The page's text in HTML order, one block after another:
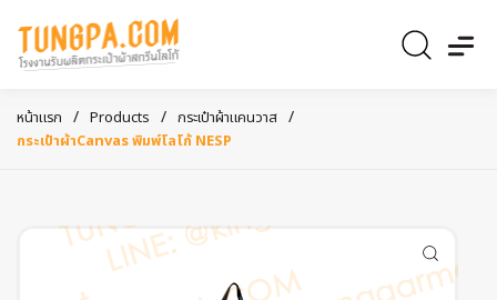
หน้าแรก / Products / กระเป๋าผ้าแคนวาส /
กระเป๋าผ้าCanvas พิมพ์โลโก้ NESP